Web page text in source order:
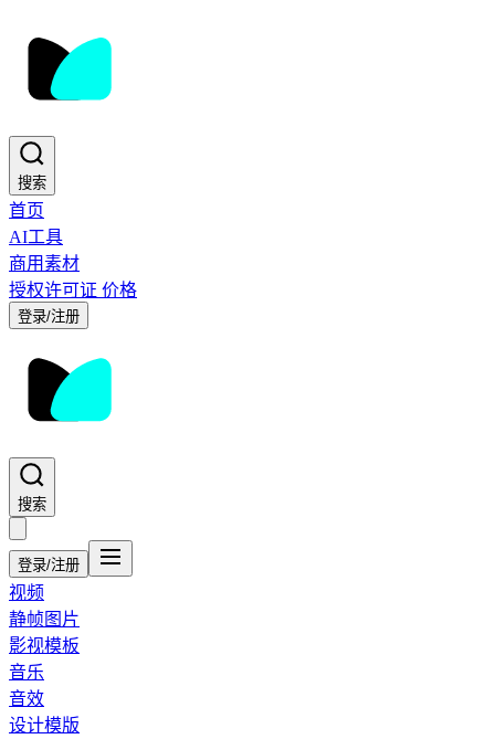
搜索
首页
AI工具
商用素材
授权许可证 价格
登录/注册
搜索
登录/注册
视频
静帧图片
影视模板
音乐
音效
设计模版